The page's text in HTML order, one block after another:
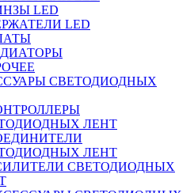
LED
LED
СВЕТОДИОДНЫХ
ЛЕНТ
ЛЕНТ
СВЕТОДИОДНЫХ